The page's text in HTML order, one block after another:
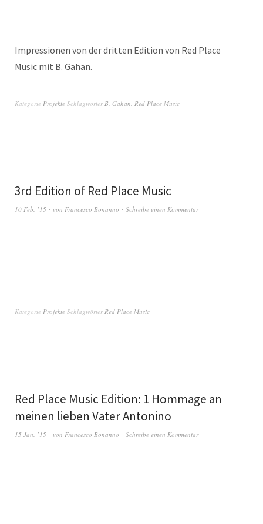
Impressionen von der dritten Edition von Red Place
Music mit B. Gahan.
Kategorie Projekte SchlagwörterB. Gahan, Red Place Music
3rd Edition of Red Place Music
10 Feb. ’15 von Francesco Bonanno Schreibe einen Kommentar
Kategorie Projekte SchlagwörterRed Place Music
Red Place Music Edition: 1 Hommage an
meinen lieben Vater Antonino
15 Jan. ’15 von Francesco Bonanno Schreibe einen Kommentar